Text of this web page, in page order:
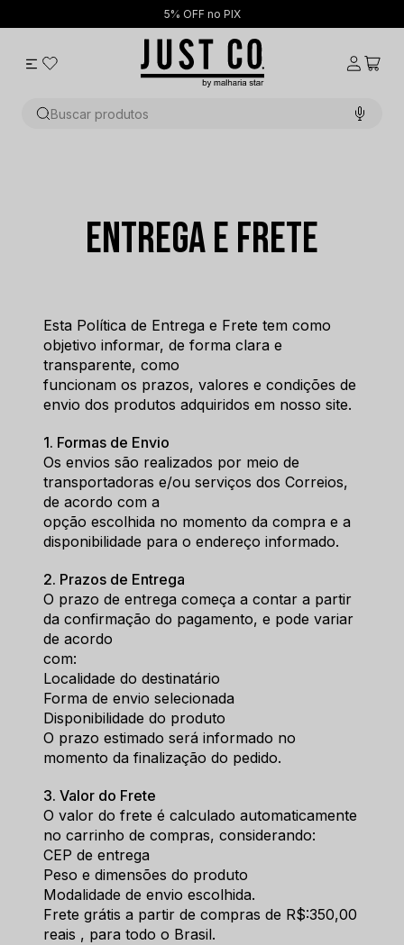
5% OFF no PIX
Buscar produtos
Entrega e Frete
Esta Política de Entrega e Frete tem como
objetivo informar, de forma clara e
transparente, como
funcionam os prazos, valores e condições de
envio dos produtos adquiridos em nosso site.
1. Formas de Envio
Os envios são realizados por meio de
transportadoras e/ou serviços dos Correios,
de acordo com a
opção escolhida no momento da compra e a
disponibilidade para o endereço informado.
2. Prazos de Entrega
O prazo de entrega começa a contar a partir
da confirmação do pagamento, e pode variar
de acordo
com:
Localidade do destinatário
Forma de envio selecionada
Disponibilidade do produto
O prazo estimado será informado no
momento da finalização do pedido.
3. Valor do Frete
O valor do frete é calculado automaticamente
no carrinho de compras, considerando:
CEP de entrega
Peso e dimensões do produto
Modalidade de envio escolhida.
Frete grátis a partir de compras de R$:350,00
reais , para todo o Brasil.